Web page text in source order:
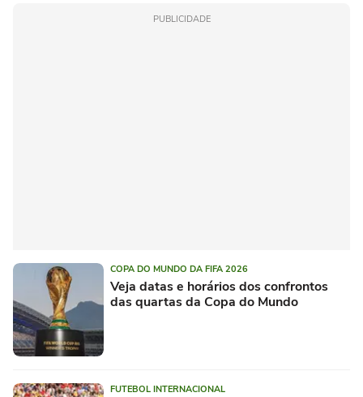
PUBLICIDADE
COPA DO MUNDO DA FIFA 2026
Veja datas e horários dos confrontos
das quartas da Copa do Mundo
FUTEBOL INTERNACIONAL